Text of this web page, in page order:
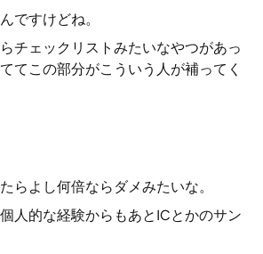
ですけどね。
チェックリストみたいなやつがあっ
てこの部分がこういう人が補ってく
らよし何倍ならダメみたいな。
人的な経験からもあとICとかのサン